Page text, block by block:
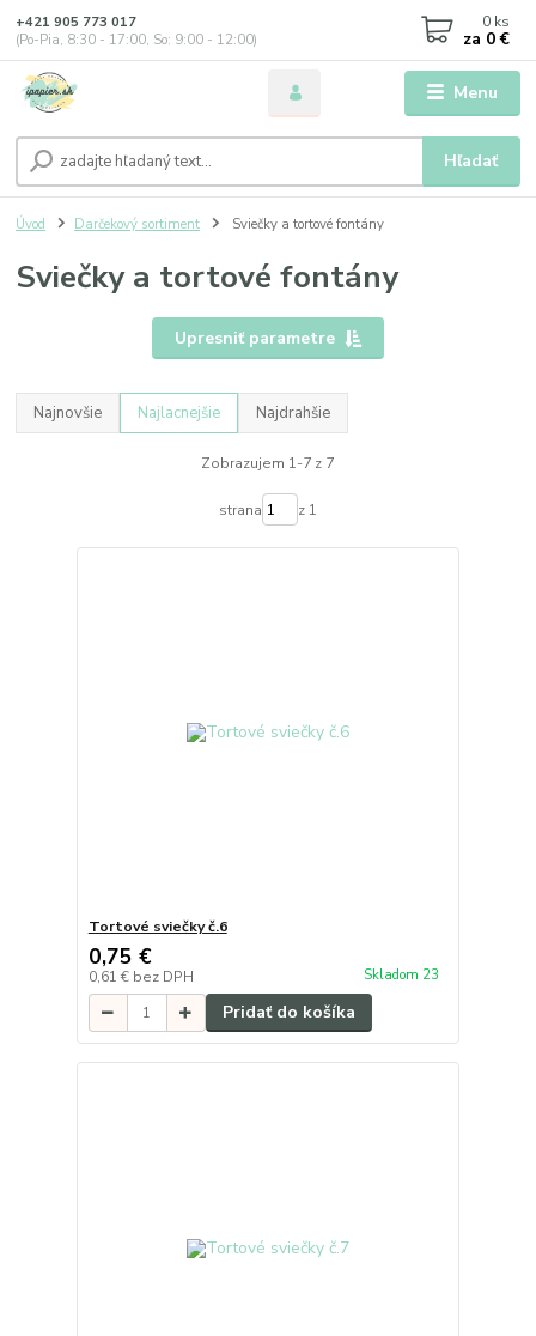
Menu
Hľadať
+421 905 773 017
(Po-Pia, 8:30 - 17:00, So: 9:00 - 12:00)
0 ks
za 0 €
Úvod Darčekový sortiment Sviečky a tortové fontány
Sviečky a tortové fontány
Upresniť parametre
Najnovšie Najlacnejšie Najdrahšie
Zobrazujem 1-7 z 7
strana z 1
Tortové sviečky č.6
0,75 €
0,61 € bez DPH Skladom 23
Pridať do košíka